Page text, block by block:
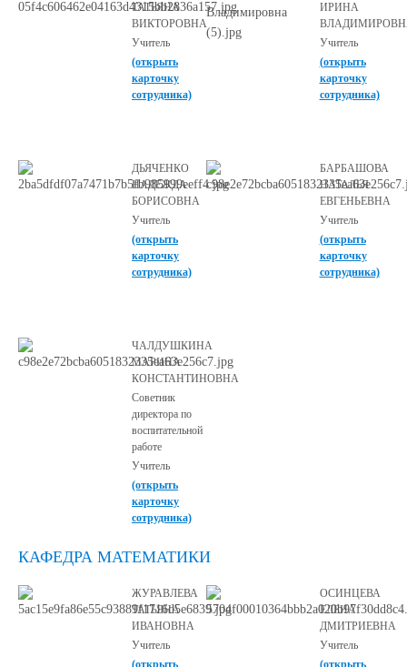
ТАТЬЯНА
ВИКТОРОВНА
Учитель
(открыть
карточку
сотрудника)
ИРИНА
Учитель
(открыть
карточку
сотрудника)
ДЬЯЧЕНКО
НАДЕЖДА
БОРИСОВНА
Учитель
(открыть
карточку
сотрудника)
БАРБАШОВА
НАТАЛЬЯ
ЕВГЕНЬЕВНА
Учитель
(открыть
карточку
сотрудника)
ЧАЛДУШКИНА
МАРИНА
КОНСТАНТИНОВНА
Советник
директора по
воспитательной
работе
Учитель
(открыть
карточку
сотрудника)
КАФЕДРА МАТЕМАТИКИ
ЖУРАВЛЕВА
ТАТЬЯНА
ИВАНОВНА
Учитель
(открыть
ОСИНЦЕВА
ЕЛЕНА
ДМИТРИЕВНА
Учитель
(открыть